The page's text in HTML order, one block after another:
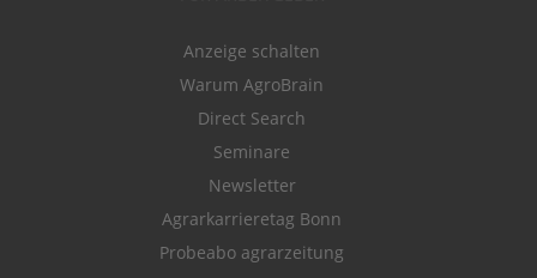
Anzeige schalten
Warum AgroBrain
Direct Search
Seminare
Newsletter
Agrarkarrieretag Bonn
Probeabo agrarzeitung